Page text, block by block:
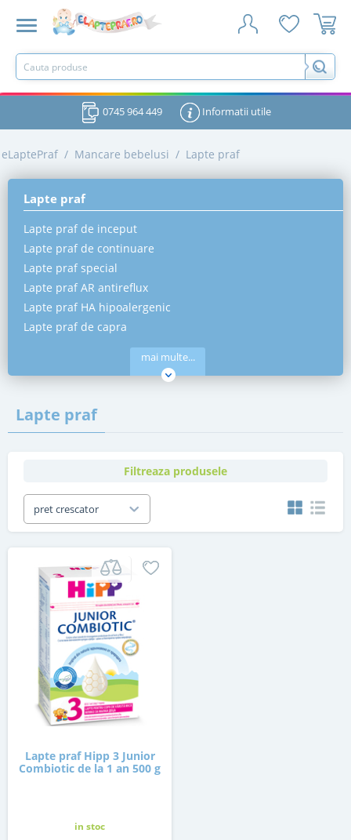
0745 964 449 Informatii utile
eLaptePraf / Mancare bebelusi / Lapte praf
Lapte praf
Lapte praf de inceput
Lapte praf de continuare
Lapte praf special
Lapte praf AR antireflux
Lapte praf HA hipoalergenic
Lapte praf de capra
mai multe...
Lapte praf
Filtreaza produsele
pret crescator
Lapte praf Hipp 3 Junior
Combiotic de la 1 an 500 g
in stoc